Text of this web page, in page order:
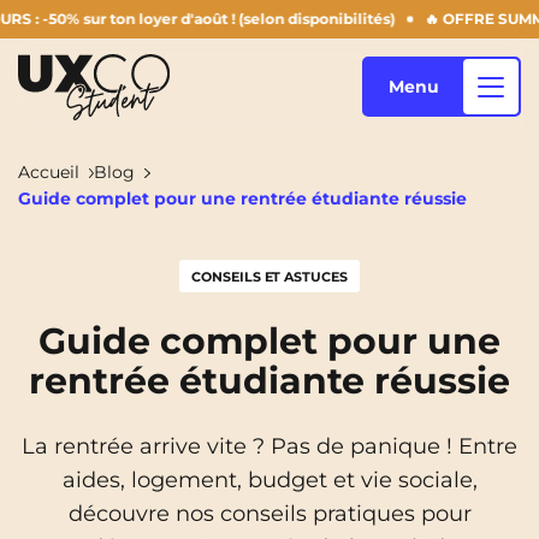
-50% sur ton loyer d'août ! (selon disponibilités) 🔥 OFFRE SUMMER
Annemasse Archamps
Aulnoy-Lez-Valenciennes Béziers
Bordeaux Boulogne-Billancourt
Brest Caen
Qui sommes-nous ?
Menu
Accueil
Blog
Guide complet pour une rentrée étudiante réussie
CONSEILS ET ASTUCES
Guide complet pour une
rentrée étudiante réussie
La rentrée arrive vite ? Pas de panique ! Entre
aides, logement, budget et vie sociale,
découvre nos conseils pratiques pour